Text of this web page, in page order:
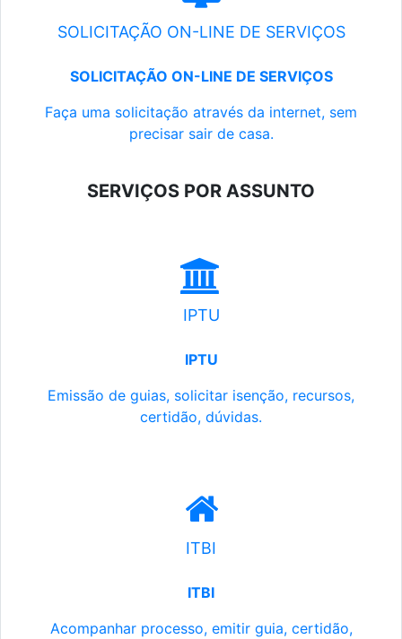
SOLICITAÇÃO ON-LINE DE SERVIÇOS
SOLICITAÇÃO ON-LINE DE SERVIÇOS
Faça uma solicitação através da internet, sem
precisar sair de casa.
SERVIÇOS POR ASSUNTO
IPTU
IPTU
Emissão de guias, solicitar isenção, recursos,
certidão, dúvidas.
ITBI
ITBI
Acompanhar processo, emitir guia, certidão,